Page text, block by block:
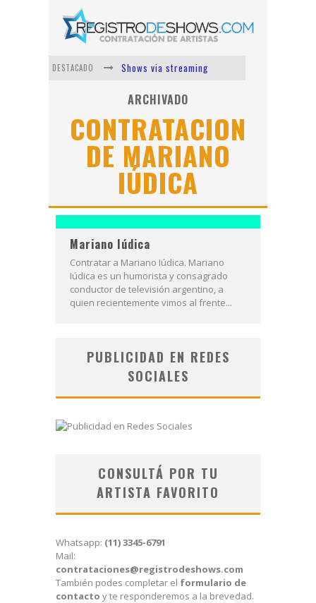
DESTACADO
Shows via streaming
Lit Killah
Nicki Nicole
Duki
Vi Em
Los Ángeles Azules
ARCHIVADO
CONTRATACION
DE MARIANO
IÚDICA
Mariano Iúdica
Contratar a Mariano Iúdica. Mariano
Iúdica es un humorista y consagrado
conductor de televisión argentino, a
quien recientemente vimos al frente...
PUBLICIDAD EN REDES
SOCIALES
CONSULTÁ POR TU
ARTISTA FAVORITO
Whatsapp: (11) 3345-6791
Mail:
contrataciones@registrodeshows.com
También podes completar el formulario de
contacto y te responderemos a la brevedad.